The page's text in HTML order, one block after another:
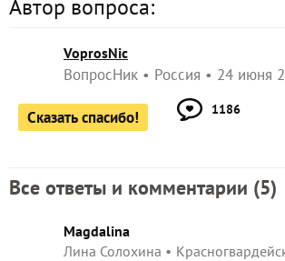
Автор вопроса:
VoprosNic
ВопросНик Россия 24 июня
Сказать спасибо! 1186
Все ответы и комментарии (5)
Magdalina
Лина Солохина